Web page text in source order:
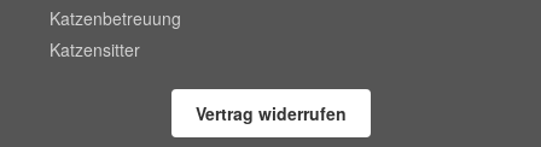
Katzenbetreuung
Katzensitter
Vertrag widerrufen